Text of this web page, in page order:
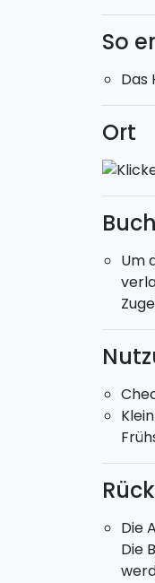
So
Das
Ort
Um
Die
Die